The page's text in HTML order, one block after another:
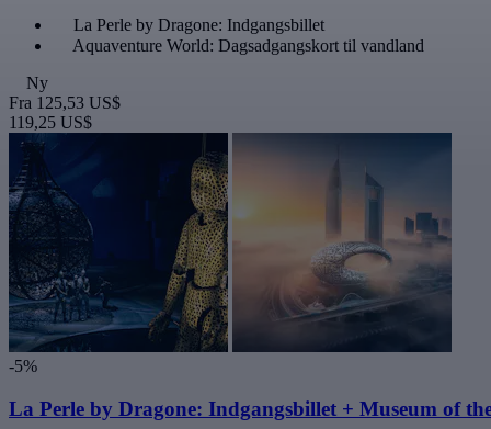
La Perle by Dragone: Indgangsbillet
Aquaventure World: Dagsadgangskort til vandland
Ny
Fra 125,53 US$
119,25 US$
-5%
La Perle by Dragone: Indgangsbillet + Museum of